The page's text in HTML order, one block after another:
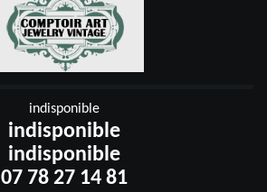
indisponible
indisponible
indisponible
07 78 27 14 81